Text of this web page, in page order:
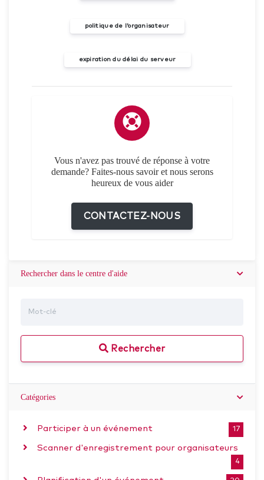
Rechercher dans le centre d'aide
Rechercher
Catégories
Participer à un événement 17
Scanner d'enregistrement pour organisateurs
4
politique de l'organisateur
expiration du délai du serveur
Vous n'avez pas trouvé de réponse à votre
demande? Faites-nous savoir et nous serons
heureux de vous aider
CONTACTEZ-NOUS